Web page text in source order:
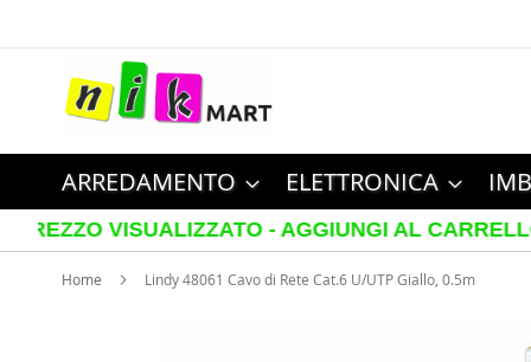
contenuto
ARREDAMENTO ELETTRONICA
- AGGIUNGI AL CARRELLO PER
Home Lindy 48061 Cavo di Rete Cat.6 U/UTP Giallo, 0.5m